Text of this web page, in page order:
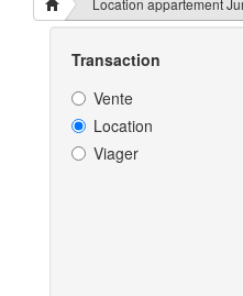
Location appartement
Transaction
Vente
Location
Viager